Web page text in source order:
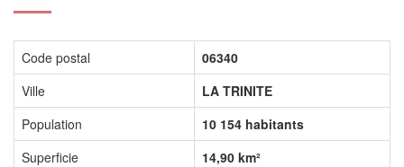
Code postal
06340
Ville
LA TRINITE
Population
10 154 habitants
Superficie
14,90 km²